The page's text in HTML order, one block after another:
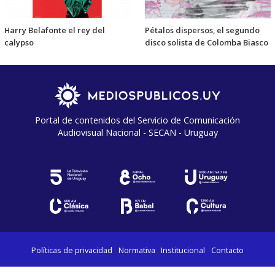
Harry Belafonte el rey del
calypso
Pétalos dispersos, el segundo
disco solista de Colomba Biasco
Portal de contenidos del Servicio de Comunicación
Audiovisual Nacional - SECAN - Uruguay
Políticas de privacidad Normativa Institucional Contacto